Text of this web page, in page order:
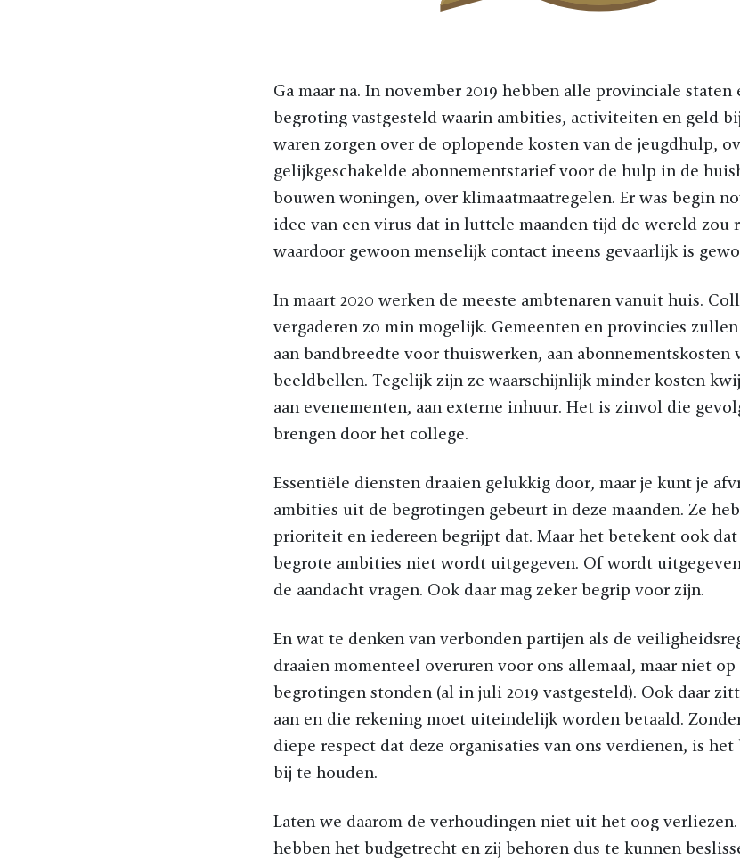
Ga maar na. In november 2019 hebben alle provinciale staten
begroting vastgesteld waarin ambities, activiteiten en geld
waren zorgen over de oplopende kosten van de jeugdhulp,
gelijkgeschakelde abonnementstarief voor de hulp in de
bouwen woningen, over klimaatmaatregelen. Er was begin
idee van een virus dat in luttele maanden tijd de wereld zou
waardoor gewoon menselijk contact ineens gevaarlijk is
In maart 2020 werken de meeste ambtenaren vanuit huis.
vergaderen zo min mogelijk. Gemeenten en provincies
aan bandbreedte voor thuiswerken, aan
beeldbellen. Tegelijk zijn ze waarschijnlijk minder kosten
aan evenementen, aan externe inhuur. Het is zinvol die
brengen door het college.
Essentiële diensten draaien gelukkig door, maar je kunt je
ambities uit de begrotingen gebeurt in deze maanden. Ze
prioriteit en iedereen begrijpt dat. Maar het betekent ook
begrote ambities niet wordt uitgegeven. Of wordt
de aandacht vragen. Ook daar mag zeker begrip voor zijn.
En wat te denken van verbonden partijen als de
draaien momenteel overuren voor ons allemaal, maar niet
begrotingen stonden (al in juli 2019 vastgesteld). Ook daar
aan en die rekening moet uiteindelijk worden betaald.
diepe respect dat deze organisaties van ons verdienen, is
bij te houden.
Laten we daarom de verhoudingen niet uit het oog verliezen.
hebben het budgetrecht en zij behoren dus te kunnen